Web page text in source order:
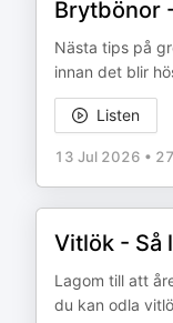
Brytbönor
Nästa tips på
innan det blir
Listen
13 Jul 2026 •
Vitlök - Så
Lagom till att
du kan odla